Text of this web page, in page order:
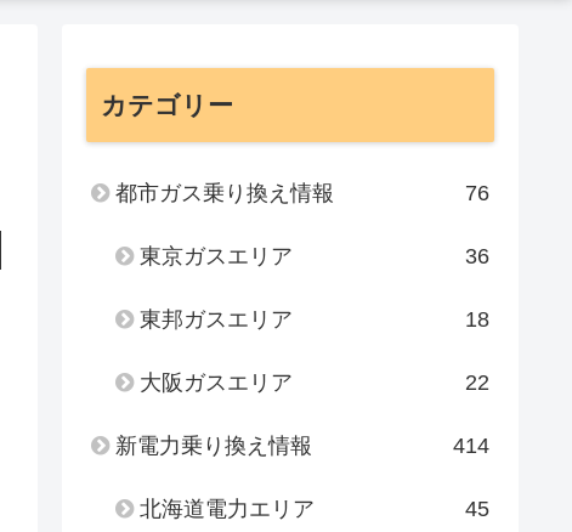
カテゴリー
都市ガス乗り換え情報 76
東京ガスエリア 36
東邦ガスエリア 18
大阪ガスエリア 22
新電力乗り換え情報 414
北海道電力エリア 45